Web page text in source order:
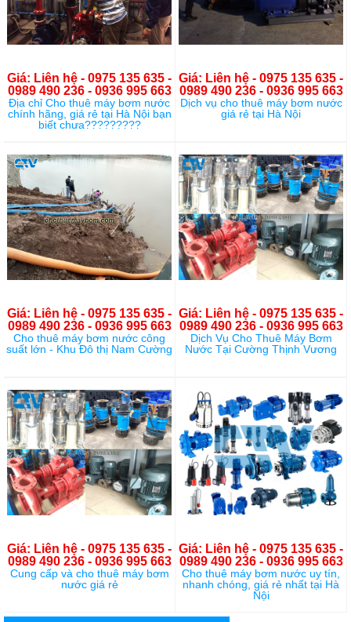
Giá: Liên hệ - 0975 135 635 -
0989 490 236 - 0936 995 663
Địa chỉ Cho thuê máy bơm nước
chính hãng, giá rẻ tại Hà Nội bạn
biết chưa?????????
Giá: Liên hệ - 0975 135 635 -
0989 490 236 - 0936 995 663
Dịch vụ cho thuê máy bơm nước
giá rẻ tại Hà Nội
Giá: Liên hệ - 0975 135 635 -
0989 490 236 - 0936 995 663
Cho thuê máy bơm nước công
suất lớn - Khu Đô thị Nam Cường
Giá: Liên hệ - 0975 135 635 -
0989 490 236 - 0936 995 663
Dịch Vụ Cho Thuê Máy Bơm
Nước Tại Cường Thịnh Vương
Giá: Liên hệ - 0975 135 635 -
0989 490 236 - 0936 995 663
Cung cấp và cho thuê máy bơm
nước giá rẻ
Giá: Liên hệ - 0975 135 635 -
0989 490 236 - 0936 995 663
Cho thuê máy bơm nước uy tín,
nhanh chóng, giá rẻ nhất tại Hà
Nội